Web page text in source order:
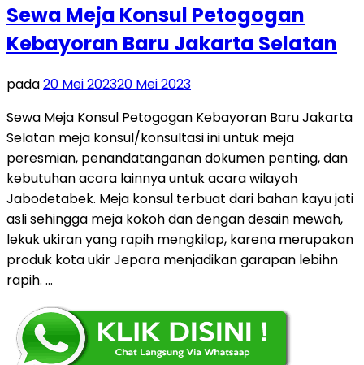
Sewa Meja Konsul Petogogan
Kebayoran Baru Jakarta Selatan
pada20 Mei 202320 Mei 2023
Sewa Meja Konsul Petogogan Kebayoran Baru Jakarta
Selatan meja konsul/konsultasi ini untuk meja
peresmian, penandatanganan dokumen penting, dan
kebutuhan acara lainnya untuk acara wilayah
Jabodetabek. Meja konsul terbuat dari bahan kayu jati
asli sehingga meja kokoh dan dengan desain mewah,
lekuk ukiran yang rapih mengkilap, karena merupakan
produk kota ukir Jepara menjadikan garapan lebihn
rapih. …